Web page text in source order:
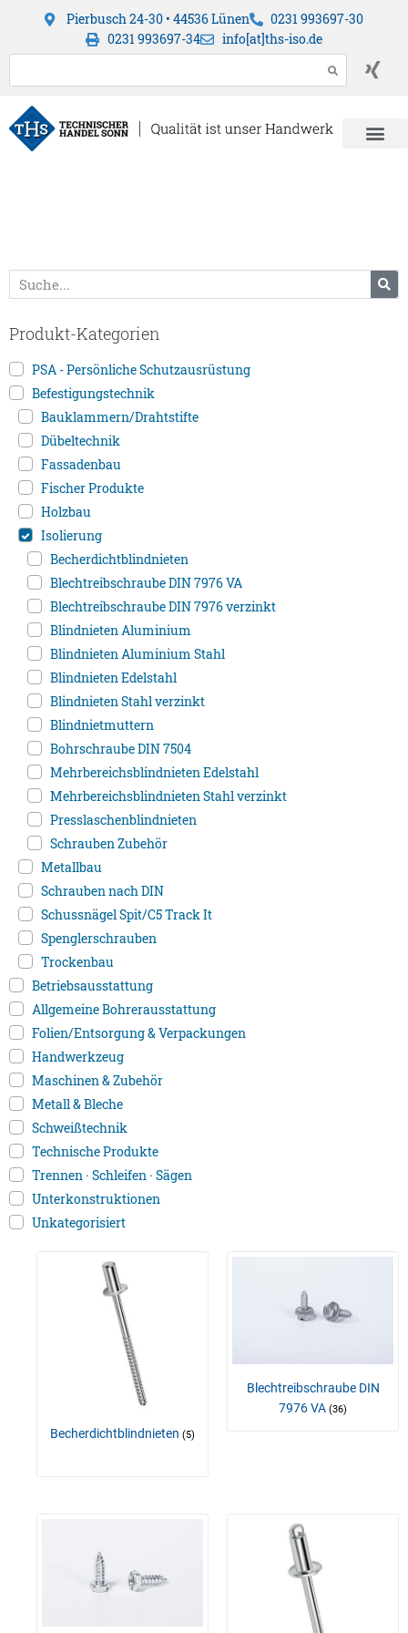
Pierbusch 24-30 • 44536 Lünen
0231 993697-30
0231 993697-34
info[at]ths-iso.de
Produkt-Kategorien
PSA - Persönliche Schutzausrüstung
Befestigungstechnik
Bauklammern/Drahtstifte
Dübeltechnik
Fassadenbau
Fischer Produkte
Holzbau
Isolierung
Becherdichtblindnieten
Blechtreibschraube DIN 7976 VA
Blechtreibschraube DIN 7976 verzinkt
Blindnieten Aluminium
Blindnieten Aluminium Stahl
Blindnieten Edelstahl
Blindnieten Stahl verzinkt
Blindnietmuttern
Bohrschraube DIN 7504
Mehrbereichsblindnieten Edelstahl
Mehrbereichsblindnieten Stahl verzinkt
Presslaschenblindnieten
Schrauben Zubehör
Metallbau
Schrauben nach DIN
Schussnägel Spit/C5 Track It
Spenglerschrauben
Trockenbau
Betriebsausstattung
Allgemeine Bohrerausstattung
Folien/Entsorgung & Verpackungen
Handwerkzeug
Maschinen & Zubehör
Metall & Bleche
Schweißtechnik
Technische Produkte
Trennen · Schleifen · Sägen
Unterkonstruktionen
Unkategorisiert
Becherdichtblindnieten (5)
Blechtreibschraube DIN
7976 VA (36)